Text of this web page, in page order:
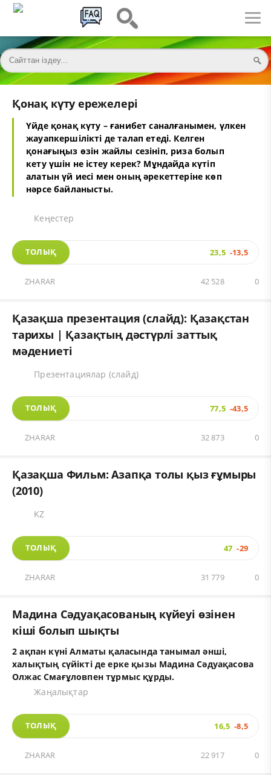
Қонақ күту ережелері
Үйде қонақ күту – ғанибет саналғанымен, үлкен
жауапкершілікті де талап етеді. Келген
қонағыңыз өзін жайлы сезініп, риза болып
кету үшін не істеу керек? Мұндайда күтіп
алатын үй иесі мен оның әрекеттеріне көп
нәрсе байланысты.
Кеңестер
ТОЛЫҚ 23,5 -13,5
ZHARAR 0
42 528
Қазақша презентация (слайд): Қазақстан
тарихы | Қазақтың дәстүрлі заттық
мәдениеті
Презентациялар (слайд)
ТОЛЫҚ 77,5 -43,5
ZHARAR 0
32 873
Қазақша Фильм: Азапқа толы қыз ғұмыры
(2010)
KZ
ТОЛЫҚ 47 -29
ZHARAR 0
31 779
Мадина Сәдуақасованың күйеуі өзінен
кіші болып шықты
2 ақпан күні Алматы қаласында танымал әнші,
халықтың сүйікті де ерке қызы Мадина Сәдуақасова
Олжас Смағұловпен тұрмыс құрды.
Жаңалықтар
ТОЛЫҚ 16,5 -8,5
ZHARAR 0
22 917